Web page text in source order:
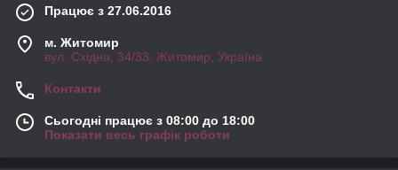
Працює з 27.06.2016
м. Житомир
вул. Східна, 34/33, Житомир, Україна
Контакти
Сьогодні працює з 08:00 до 18:00
Показати весь графік роботи